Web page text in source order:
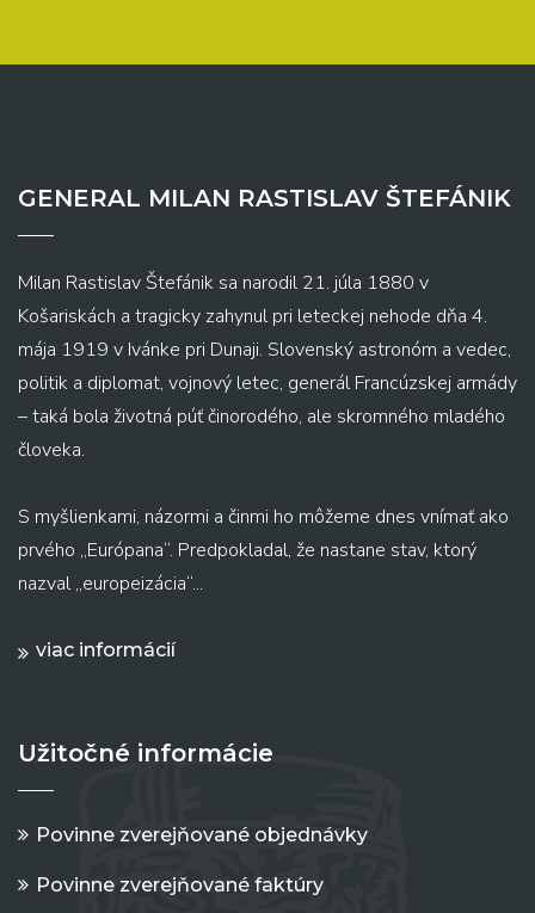
GENERAL MILAN RASTISLAV ŠTEFÁNIK
Milan Rastislav Štefánik sa narodil 21. júla 1880 v
Košariskách a tragicky zahynul pri leteckej nehode dňa 4.
mája 1919 v Ivánke pri Dunaji. Slovenský astronóm a vedec,
politik a diplomat, vojnový letec, generál Francúzskej armády
– taká bola životná púť činorodého, ale skromného mladého
človeka.
S myšlienkami, názormi a činmi ho môžeme dnes vnímať ako
prvého „Európana“. Predpokladal, že nastane stav, ktorý
nazval „europeizácia“...
viac informácií
Užitočné informácie
Povinne zverejňované objednávky
Povinne zverejňované faktúry